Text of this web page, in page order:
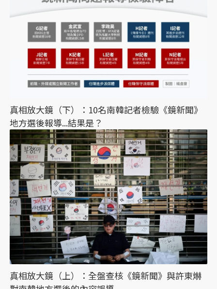
真相放大鏡（下）：10名南韓記者檢驗《鏡新聞》
地方選後報導...結果是？
真相放大鏡（上）：全盤查核《鏡新聞》與許東爀